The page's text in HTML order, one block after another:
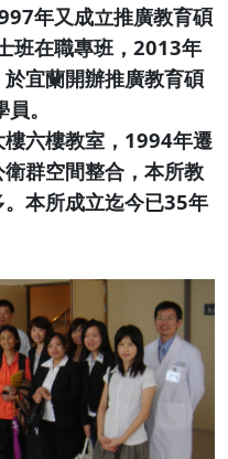
年又成立推廣教育碩
班在職專班，2013年
宜蘭開辦推廣教育碩
。
六樓教室，1994年遷
群空間整合，本所教
本所成立迄今已35年